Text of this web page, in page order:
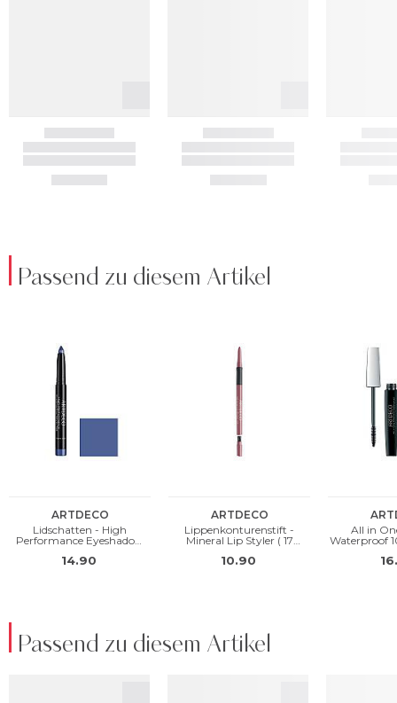
Passend zu diesem Artikel
Passend zu diesem Artikel